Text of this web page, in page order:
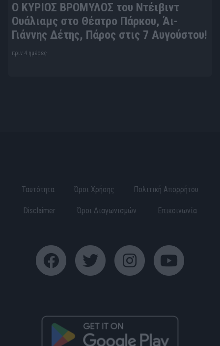
Ο ΚΥΡΙΟΣ ΒΡΟΜΥΛΟΣ του Ντέιβιντ
Ουάλιαμς στο Θέατρο Πάρκου, Άι-
Γιάννης Δέτης, Πάρος στις 7 Αυγούστου!
πριν 4 ημέρες
Ταυτότητα Όροι Χρήσης Πολιτική Απορρήτου
Disclaimer Όροι Διαγωνισμών Επικοινωνία